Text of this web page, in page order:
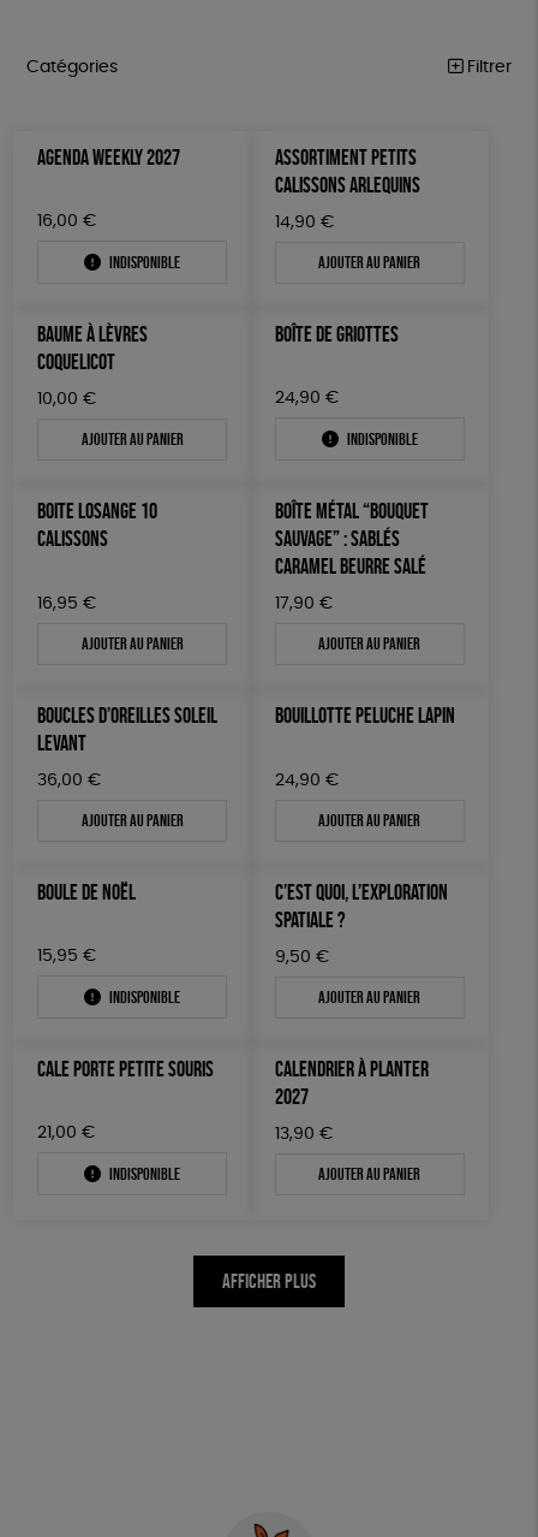
Catégories Filtrer
MAISON
ACCESSOIRES
PAPETERIE
LIVRES
TOUT
Par défaut
Nouveauté
Prix : du - cher au + cher
Disponibilité
50 € - 100 €
150 € - 200 €
Plus de 200€
Couleur
Mots clés
Biodégradable
Fabrication artisanale Oeko-Tex
Fabriqué en Espagne GOTS
AGENDA WEEKLY 2027
16,00 €
Indisponible
ASSORTIMENT PETITS
CALISSONS ARLEQUINS
14,90 €
Ajouter au panier
BAUME À LÈVRES
COQUELICOT
10,00 €
Ajouter au panier
BOÎTE DE GRIOTTES
24,90 €
Indisponible
BOITE LOSANGE 10
CALISSONS
16,95 €
Ajouter au panier
BOÎTE MÉTAL “BOUQUET
SAUVAGE” : SABLÉS
CARAMEL BEURRE SALÉ
17,90 €
Ajouter au panier
BOUCLES D’OREILLES SOLEIL
LEVANT
36,00 €
Ajouter au panier
BOUILLOTTE PELUCHE LAPIN
24,90 €
Ajouter au panier
BOULE DE NOËL
15,95 €
Indisponible
C’EST QUOI, L’EXPLORATION
SPATIALE ?
9,50 €
Ajouter au panier
CALE PORTE PETITE SOURIS
21,00 €
Indisponible
CALENDRIER À PLANTER
2027
13,90 €
Ajouter au panier
AFFICHER PLUS